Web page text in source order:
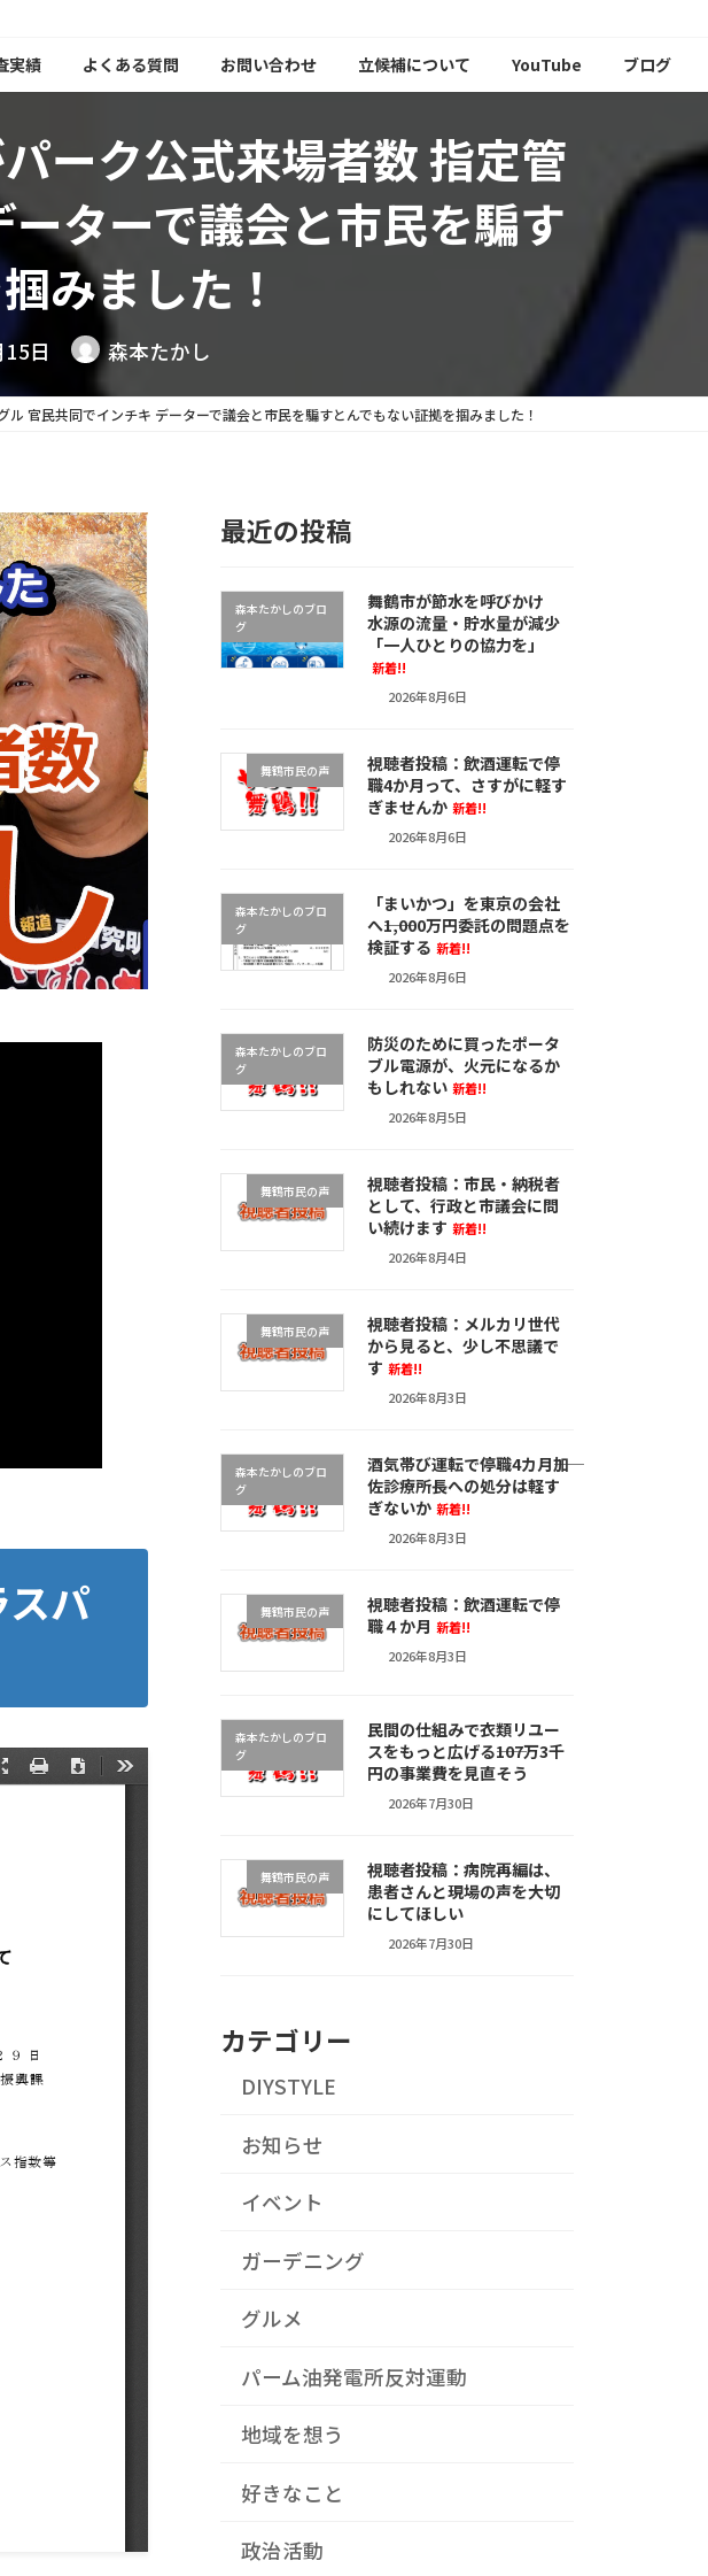
実績 よくある質問 お問い合わせ 立候補について YouTube ブログ
ーク公式来場者数 指定管
ターで議会と市民を騙す
みました！
日 森本たかし
官民共同でインチキ データーで議会と市民を騙すとんでもない証拠を掴みました！
パ
最近の投稿
森本たかしのブロ
グ
舞鶴市が節水を呼びかけ
水源の流量・貯水量が減少
「一人ひとりの協力を」
新着!!
2026年8月6日
舞鶴市民の声
視聴者投稿：飲酒運転で停
職4か月って、さすがに軽す
ぎませんか 新着!!
2026年8月6日
森本たかしのブロ
グ
「まいかつ」を東京の会社
へ――1,000万円委託の問題点を
検証する 新着!!
2026年8月6日
森本たかしのブロ
グ
防災のために買ったポータ
ブル電源が、火元になるか
もしれない 新着!!
2026年8月5日
舞鶴市民の声
視聴者投稿：市民・納税者
として、行政と市議会に問
い続けます 新着!!
2026年8月4日
舞鶴市民の声
視聴者投稿：メルカリ世代
から見ると、少し不思議で
す 新着!!
2026年8月3日
森本たかしのブロ
グ
酒気帯び運転で停職4カ月――加
佐診療所長への処分は軽す
ぎないか 新着!!
2026年8月3日
舞鶴市民の声
視聴者投稿：飲酒運転で停
職４か月 新着!!
2026年8月3日
森本たかしのブロ
グ
民間の仕組みで衣類リユー
スをもっと広げる――107万3千
円の事業費を見直そう
2026年7月30日
舞鶴市民の声
視聴者投稿：病院再編は、
患者さんと現場の声を大切
にしてほしい
2026年7月30日
カテゴリー
DIYSTYLE
お知らせ
イベント
ガーデニング
グルメ
パーム油発電所反対運動
地域を想う
好きなこと
政治活動